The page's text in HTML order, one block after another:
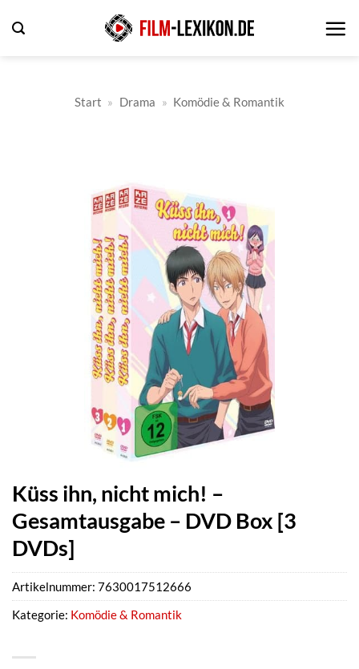
Inhalt
Start » Drama » Komödie & Romantik
Küss ihn, nicht mich! –
Gesamtausgabe – DVD Box [3
DVDs]
Artikelnummer: 7630017512666
Kategorie: Komödie & Romantik